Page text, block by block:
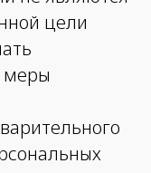
цели
меры